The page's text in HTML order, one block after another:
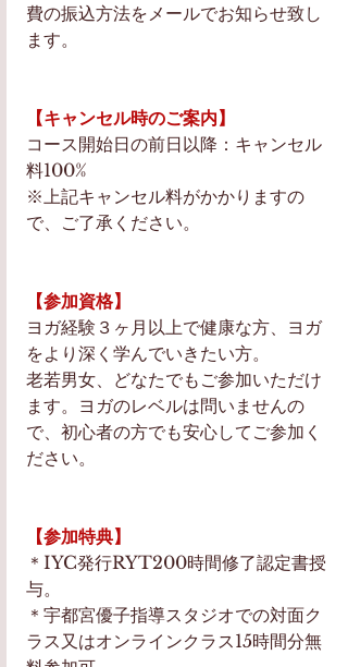
費の振込方法をメールでお知らせ致し
ます。
【キャンセル時のご案内】
コース開始日の前日以降：キャンセル
料100%
※上記キャンセル料がかかりますの
で、ご了承ください。
【参加資格】
ヨガ経験３ヶ月以上で健康な方、ヨガ
をより深く学んでいきたい方。
老若男女、どなたでもご参加いただけ
ます。ヨガのレベルは問いませんの
で、初心者の方でも安心してご参加く
ださい。
【参加特典】
＊IYC発行RYT200時間修了認定書授
与。
＊宇都宮優子指導スタジオでの対面ク
ラス又はオンラインクラス15時間分無